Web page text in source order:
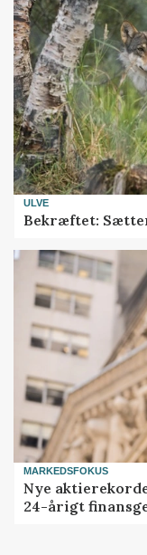
ULVE
Bekræftet:
MARKEDSFOKUS
Nye
24-årigt